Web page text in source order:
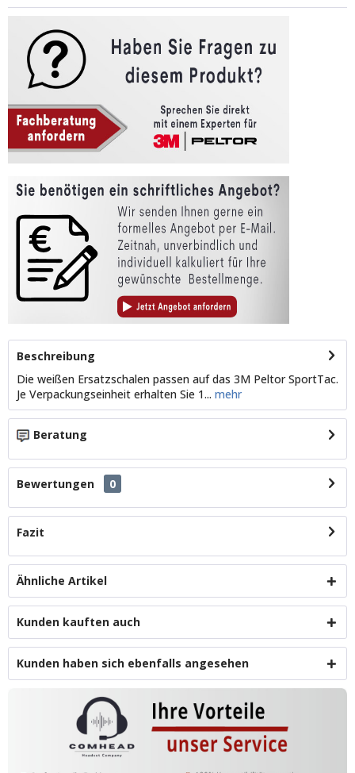
Beschreibung
Die weißen Ersatzschalen passen auf das 3M Peltor SportTac.
Je Verpackungseinheit erhalten Sie 1... mehr
Beratung
Bewertungen 0
Fazit
Ähnliche Artikel
Kunden kauften auch
Kunden haben sich ebenfalls angesehen